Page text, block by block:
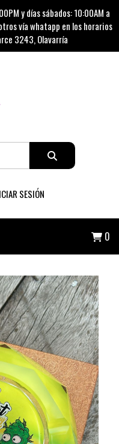
y días sábados: 10:00AM a
vía whatapp en los horarios
3243, Olavarría
SESIÓN
0